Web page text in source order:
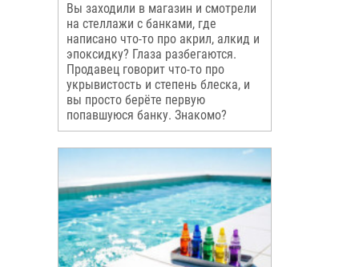
Вы заходили в магазин и смотрели
на стеллажи с банками, где
написано что-то про акрил, алкид и
эпоксидку? Глаза разбегаются.
Продавец говорит что-то про
укрывистость и степень блеска, и
вы просто берёте первую
попавшуюся банку. Знакомо?